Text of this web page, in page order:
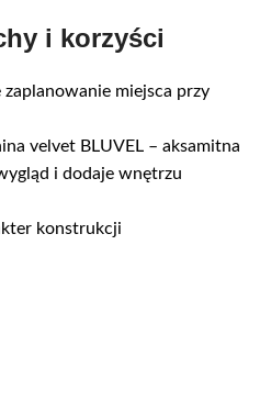
i korzyści
zaplanowanie miejsca przy
velvet BLUVEL – aksamitna
i dodaje wnętrzu
konstrukcji